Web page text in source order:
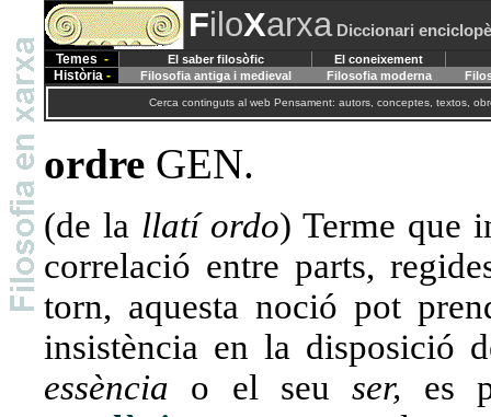
FiloXarxa Diccionari
Temes - El saber filosòfic El coneixement
Història- Filosofia antiga i medieval Filosofia moderna
Cerca continguts al web Pensament: autors, conceptes, textos,
ordre GEN.
(de la llatí ordo) Terme que
correlació entre parts,
torn, aquesta noció pot
insistència en la disposició
essència o el seuser, es